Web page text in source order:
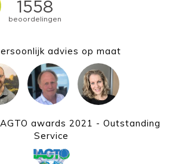
advies op maat
awards 2021 - Outstanding
Service